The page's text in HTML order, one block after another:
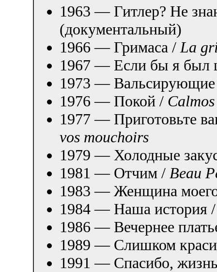
1963 — Гитлер? Не
(документальный)
1966 — Гримаса /La
1967 — Если бы я
1973 —
1976 — Покой / Calmos
1977 — Приготовьте
vos mouchoirs
1979 — Холодные
1981 — Отчим / Beau
1983 — Женщина
1984 — Наша история
1986 — Вечернее
1989 — Слишком
1991 — Спасибо,